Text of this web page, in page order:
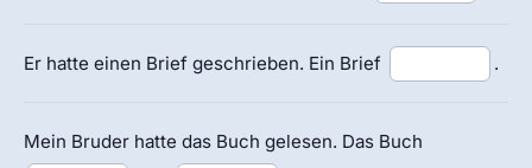
Er hatte einen Brief geschrieben. Ein Brief .
Mein Bruder hatte das Buch gelesen. Das Buch